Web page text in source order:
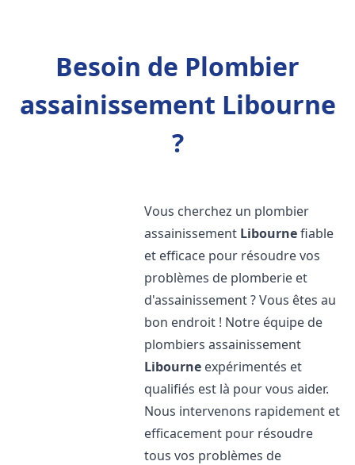
Besoin de Plombier
assainissement Libourne
?
Vous cherchez un plombier
assainissement Libournefiable
et efficace pour résoudre vos
problèmes de plomberie et
d'assainissement ? Vous êtes au
bon endroit ! Notre équipe de
plombiers assainissement
Libourne expérimentés et
qualifiés est là pour vous aider.
Nous intervenons rapidement et
efficacement pour résoudre
tous vos problèmes de